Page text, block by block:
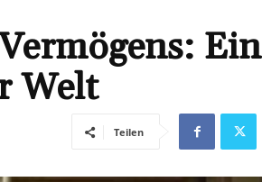
Ein
Welt
Teilen